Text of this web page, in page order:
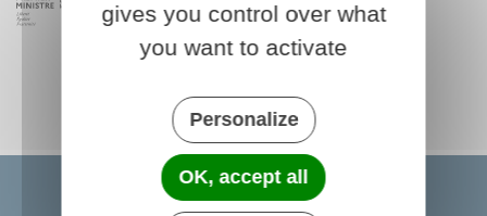
gives you control over what
you want to activate
Personalize
OK, accept all